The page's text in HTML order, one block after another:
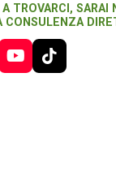
TROVARCI, SARAI
CONSULENZA
Y
O
T
I